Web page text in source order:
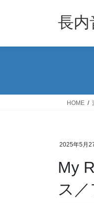
長内
HOME
2025年5月
My
ス